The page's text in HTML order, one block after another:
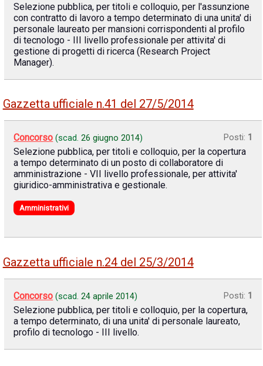
Selezione pubblica, per titoli e colloquio, per l'assunzione
con contratto di lavoro a tempo determinato di una unita' di
personale laureato per mansioni corrispondenti al profilo
di tecnologo - III livello professionale per attivita' di
gestione di progetti di ricerca (Research Project
Manager).
Gazzetta ufficiale n.41 del 27/5/2014
Concorso (scad.26 giugno 2014) Posti: 1
Selezione pubblica, per titoli e colloquio, per la copertura
a tempo determinato di un posto di collaboratore di
amministrazione - VII livello professionale, per attivita'
giuridico-amministrativa e gestionale.
Amministrativi
Gazzetta ufficiale n.24 del 25/3/2014
Concorso (scad.24 aprile 2014) Posti: 1
Selezione pubblica, per titoli e colloquio, per la copertura,
a tempo determinato, di una unita' di personale laureato,
profilo di tecnologo - III livello.